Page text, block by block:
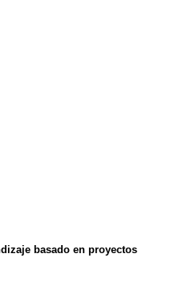
basado en proyectos